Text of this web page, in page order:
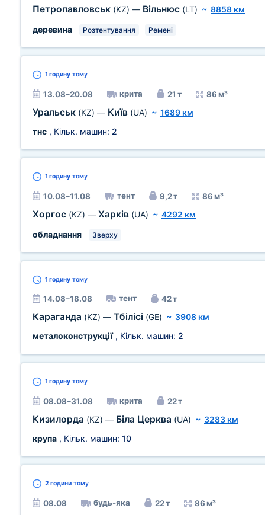
Петропавловськ (KZ) — Вільнюс (LT) ~ 8858 км
деревина
Розтентування Ремені
1 годину тому
13.08–20.08 крита 21 т 86 м³
Уральськ (KZ) — Київ (UA) ~ 1689 км
тнс , Кільк. машин: 2
1 годину тому
10.08–11.08 тент 9,2 т 86 м³
Хоргос (KZ) — Харків (UA) ~ 4292 км
обладнання
Зверху
1 годину тому
14.08–18.08 тент 42 т
Караганда (KZ) — Тбілісі (GE) ~ 3908 км
металоконструкції, Кільк. машин: 2
1 годину тому
08.08–31.08 крита 22 т
Кизилорда (KZ) — Біла Церква (UA) ~ 3283 км
крупа , Кільк. машин: 10
2 години тому
08.08 будь-яка 22 т 86 м³